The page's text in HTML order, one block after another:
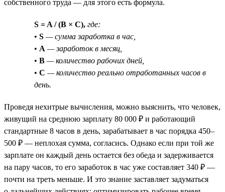
собственного труда — для этого есть формула.
S = A / (B × C), где:
• S — сумма заработка в час,
• A — заработок в месяц,
• B — количество рабочих дней,
• C — количество реально отработанных часов в
день.
Проведя нехитрые вычисления, можно выяснить, что человек,
живущий на среднюю зарплату 80 000 ₽ и работающий
стандартные 8 часов в день, зарабатывает в час порядка 450–
500 ₽ — неплохая сумма, согласись. Однако если при той же
зарплате он каждый день остается без обеда и задерживается
на пару часов, то его заработок в час уже составляет 340 ₽ —
почти на треть меньше. И это знание заставляет задуматься